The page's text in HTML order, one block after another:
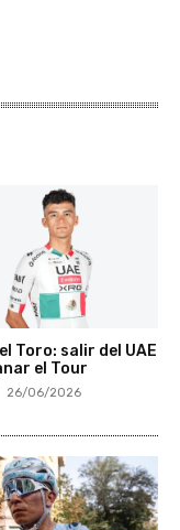
Toro: salir del UAE
el Tour
26/06/2026